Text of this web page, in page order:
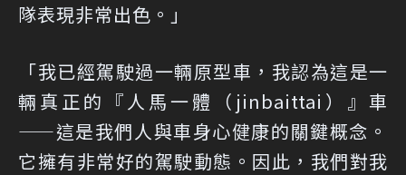
隊表現非常出色。」
「我已經駕駛過一輛原型車，我認為這是一
輛真正的『人馬一體（jinbaittai）』車
——這是我們人與車身心健康的關鍵概念。
它擁有非常好的駕駛動態。因此，我們對我